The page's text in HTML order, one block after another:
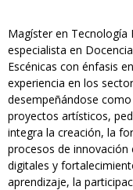
Magíster en Tecnología
especialista en
Escénicas con énfasis
experiencia en los
desempeñándose
proyectos artísticos,
integra la creación, la
procesos de
digitales y
aprendizaje, la